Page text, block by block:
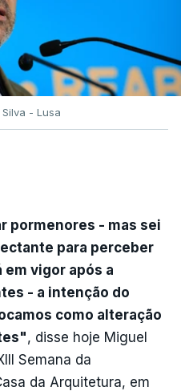
Silva - Lusa
pormenores - mas sei
para perceber
em vigor após a
- a intenção do
como alteração
, disse hoje Miguel
Semana da
da Arquitetura, em